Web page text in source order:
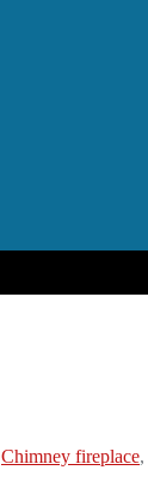
Chimney fireplace,